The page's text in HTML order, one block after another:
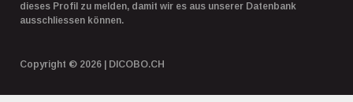
dieses Profil zu melden, damit wir es aus unserer Datenbank
ausschliessen können.
Copyright © 2026 | DICOBO.CH